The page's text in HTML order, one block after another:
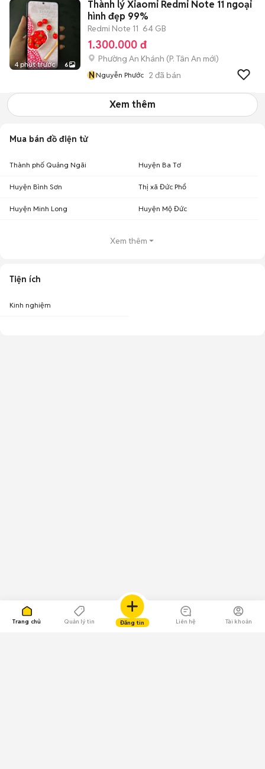
Trang chủ Quản lý tin Đăng tin Liên hệ Tài khoản
4 phút trước 6
Thành lý Xiaomi Redmi Note 11 ngoại
hình đẹp 99%
Redmi Note 11 64 GB
1.300.000 đ
Phường An Khánh (P. Tân An mới)
NNguyễn Phước 2 đã bán
Xem thêm
Mua bán đồ điện tử
Thành phố Quảng Ngãi Huyện Ba Tơ
Huyện Bình Sơn Thị xã Đức Phổ
Huyện Minh Long Huyện Mộ Đức
Xem thêm
Tiện ích
Kinh nghiệm